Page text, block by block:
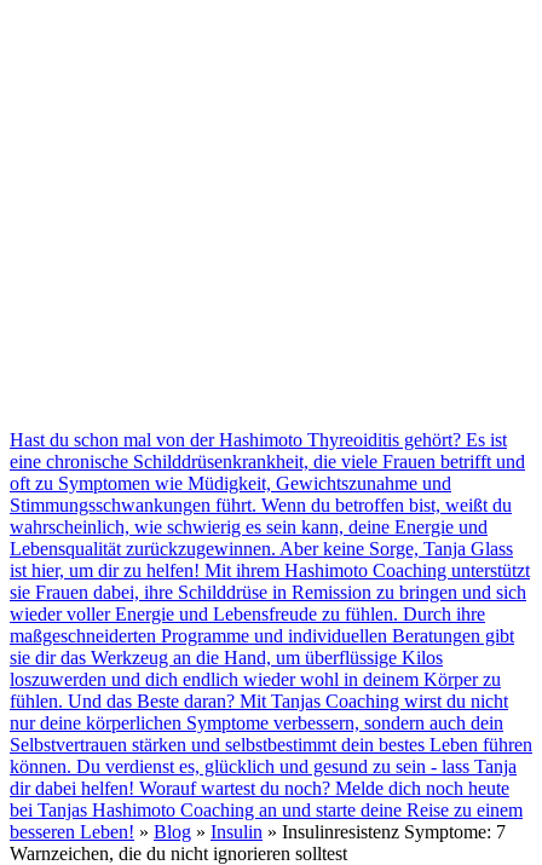
Hast du schon mal von der Hashimoto Thyreoiditis gehört? Es ist
eine chronische Schilddrüsenkrankheit, die viele Frauen betrifft und
oft zu Symptomen wie Müdigkeit, Gewichtszunahme und
Stimmungsschwankungen führt. Wenn du betroffen bist, weißt du
wahrscheinlich, wie schwierig es sein kann, deine Energie und
Lebensqualität zurückzugewinnen. Aber keine Sorge, Tanja Glass
ist hier, um dir zu helfen! Mit ihrem Hashimoto Coaching unterstützt
sie Frauen dabei, ihre Schilddrüse in Remission zu bringen und sich
wieder voller Energie und Lebensfreude zu fühlen. Durch ihre
maßgeschneiderten Programme und individuellen Beratungen gibt
sie dir das Werkzeug an die Hand, um überflüssige Kilos
loszuwerden und dich endlich wieder wohl in deinem Körper zu
fühlen. Und das Beste daran? Mit Tanjas Coaching wirst du nicht
nur deine körperlichen Symptome verbessern, sondern auch dein
Selbstvertrauen stärken und selbstbestimmt dein bestes Leben führen
können. Du verdienst es, glücklich und gesund zu sein - lass Tanja
dir dabei helfen! Worauf wartest du noch? Melde dich noch heute
bei Tanjas Hashimoto Coaching an und starte deine Reise zu einem
besseren Leben! » Blog » Insulin » Insulinresistenz Symptome: 7
Warnzeichen, die du nicht ignorieren solltest